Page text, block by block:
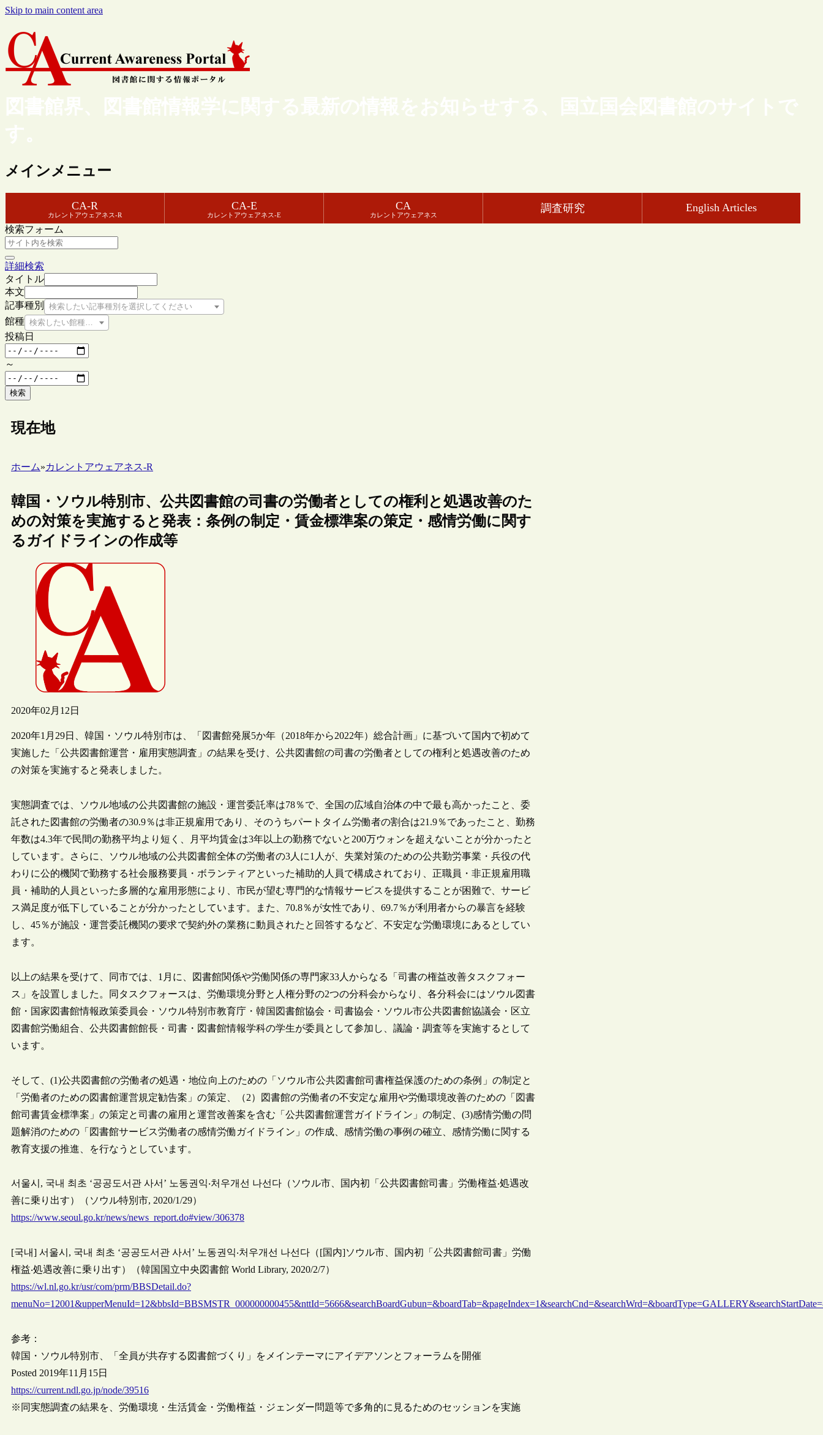
Skip to main content area
図書館界、図書館情報学に関する最新の情報をお知らせする、国立国会図書館のサイトで
す。
メインメニュー
CA-R
カレントアウェアネス-R
CA-E
カレントアウェアネス-E
CA
カレントアウェアネス
調査研究 English Articles
検索フォーム
詳細検索
タイトル
本文
記事種別
検索したい記事種別を選択してください
館種 検索したい館種を選択してください
投稿日
～
検索
現在地
ホーム»カレントアウェアネス-R
韓国・ソウル特別市、公共図書館の司書の労働者としての権利と処遇改善のた
めの対策を実施すると発表：条例の制定・賃金標準案の策定・感情労働に関す
るガイドラインの作成等
2020年02月12日
2020年1月29日、韓国・ソウル特別市は、「図書館発展5か年（2018年から2022年）総合計画」に基づいて国内で初めて
実施した「公共図書館運営・雇用実態調査」の結果を受け、公共図書館の司書の労働者としての権利と処遇改善のため
の対策を実施すると発表しました。
実態調査では、ソウル地域の公共図書館の施設・運営委託率は78％で、全国の広域自治体の中で最も高かったこと、委
託された図書館の労働者の30.9％は非正規雇用であり、そのうちパートタイム労働者の割合は21.9％であったこと、勤務
年数は4.3年で民間の勤務平均より短く、月平均賃金は3年以上の勤務でないと200万ウォンを超えないことが分かったと
しています。さらに、ソウル地域の公共図書館全体の労働者の3人に1人が、失業対策のための公共勤労事業・兵役の代
わりに公的機関で勤務する社会服務要員・ボランティアといった補助的人員で構成されており、正職員・非正規雇用職
員・補助的人員といった多層的な雇用形態により、市民が望む専門的な情報サービスを提供することが困難で、サービ
ス満足度が低下していることが分かったとしています。また、70.8％が女性であり、69.7％が利用者からの暴言を経験
し、45％が施設・運営委託機関の要求で契約外の業務に動員されたと回答するなど、不安定な労働環境にあるとしてい
ます。
以上の結果を受けて、同市では、1月に、図書館関係や労働関係の専門家33人からなる「司書の権益改善タスクフォー
ス」を設置しました。同タスクフォースは、労働環境分野と人権分野の2つの分科会からなり、各分科会にはソウル図書
館・国家図書館情報政策委員会・ソウル特別市教育庁・韓国図書館協会・司書協会・ソウル市公共図書館協議会・区立
図書館労働組合、公共図書館館長・司書・図書館情報学科の学生が委員として参加し、議論・調査等を実施するとして
います。
そして、(1)公共図書館の労働者の処遇・地位向上のための「ソウル市公共図書館司書権益保護のための条例」の制定と
「労働者のための図書館運営規定勧告案」の策定、（2）図書館の労働者の不安定な雇用や労働環境改善のための「図書
館司書賃金標準案」の策定と司書の雇用と運営改善案を含む「公共図書館運営ガイドライン」の制定、(3)感情労働の問
題解消のための「図書館サービス労働者の感情労働ガイドライン」の作成、感情労働の事例の確立、感情労働に関する
教育支援の推進、を行なうとしています。
서울시, 국내 최초 ‘공공도서관 사서’ 노동권익‧처우개선 나선다（ソウル市、国内初「公共図書館司書」労働権益‧処遇改
善に乗り出す）（ソウル特別市, 2020/1/29）
https://www.seoul.go.kr/news/news_report.do#view/306378
[국내] 서울시, 국내 최초 ‘공공도서관 사서’ 노동권익‧처우개선 나선다（[国内]ソウル市、国内初「公共図書館司書」労働
権益‧処遇改善に乗り出す）（韓国国立中央図書館 World Library, 2020/2/7）
https://wl.nl.go.kr/usr/com/prm/BBSDetail.do?
参考：
韓国・ソウル特別市、「全員が共存する図書館づくり」をメインテーマにアイデアソンとフォーラムを開催
Posted 2019年11月15日
https://current.ndl.go.jp/node/39516
※同実態調査の結果を、労働環境・生活賃金・労働権益・ジェンダー問題等で多角的に見るためのセッションを実施